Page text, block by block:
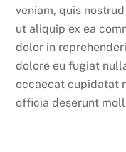
veniam, quis
ut aliquip ex ea
dolor in
dolore eu fugiat
occaecat cupidatat
officia deserunt